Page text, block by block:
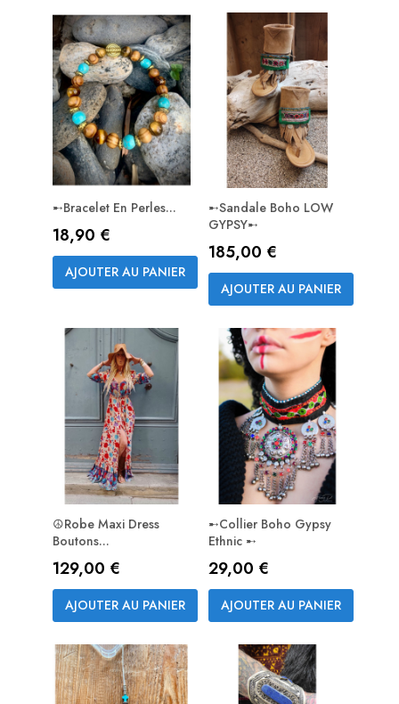
➸Bracelet En Perles...
Prix
18,90 €
AJOUTER AU PANIER
➸Sandale Boho LOW
GYPSY➸
Prix
185,00 €
AJOUTER AU PANIER
☮Robe Maxi Dress
Boutons...
Prix
129,00 €
AJOUTER AU PANIER
➸Collier Boho Gypsy
Ethnic ➸
Prix
29,00 €
AJOUTER AU PANIER